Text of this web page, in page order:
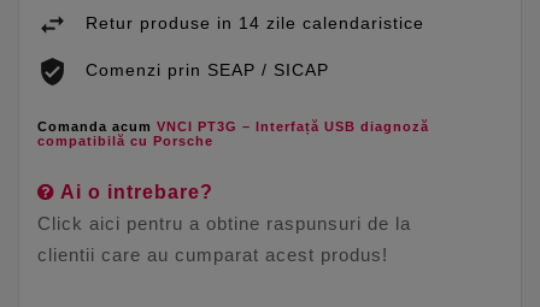
Retur produse in 14 zile calendaristice
Comenzi prin SEAP / SICAP
Comanda acum VNCI PT3G – Interfață USB diagnoză
compatibilă cu Porsche
Ai o intrebare?
Click aici pentru a obtine raspunsuri de la
clientii care au cumparat acest produs!